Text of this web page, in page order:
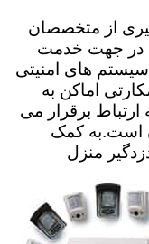
از متخصصان
سال سابقه در جهت خدمت
های امنیتی
اماکن به
برقرار می
است.به کمک
منزل